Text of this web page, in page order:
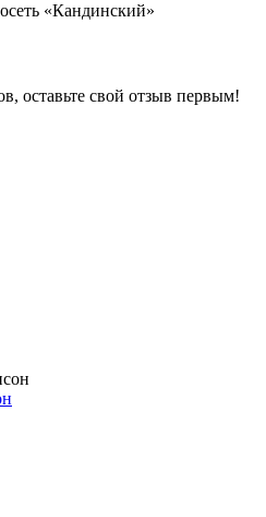
«Кандинский»
оставьте свой отзыв первым!